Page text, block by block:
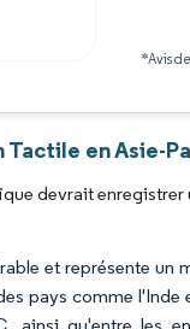
*Avis
en Asie-
devrait
et représente
pays comme